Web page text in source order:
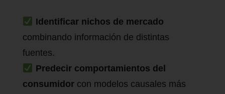
Identificar nichos de mercado
combinando información de distintas
fuentes.
Predecir comportamientos del
consumidor con modelos causales más